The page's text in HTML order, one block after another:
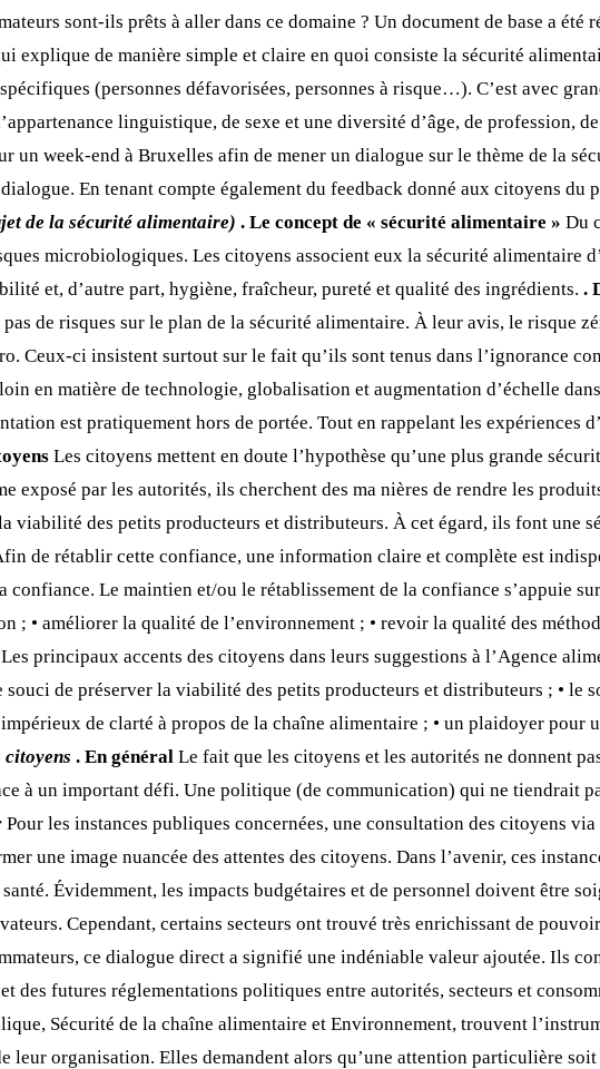
sont-ils prêts à aller dans ce domaine ? Un document de base a
explique de manière simple et claire en quoi consiste la sécurité
(personnes défavorisées, personnes à risque…). C’est avec
linguistique, de sexe et une diversité d’âge, de profession,
un week-end à Bruxelles afin de mener un dialogue sur le thème de la
En tenant compte également du feedback donné aux citoyens
de la sécurité alimentaire) . Le concept de « sécurité alimentaire » Du
microbiologiques. Les citoyens associent eux la sécurité alimentaire
et, d’autre part, hygiène, fraîcheur, pureté et qualité des ingrédients. .
de risques sur le plan de la sécurité alimentaire. À leur avis, le risque
Ceux-ci insistent surtout sur le fait qu’ils sont tenus dans l’ignorance
en matière de technologie, globalisation et augmentation d’échelle
est pratiquement hors de portée. Tout en rappelant les expériences
Les citoyens mettent en doute l’hypothèse qu’une plus grande
exposé par les autorités, ils cherchent des ma nières de rendre les
viabilité des petits producteurs et distributeurs. À cet égard, ils font une
de rétablir cette confiance, une information claire et complète est
Le maintien et/ou le rétablissement de la confiance s’appuie
; • améliorer la qualité de l’environnement ; • revoir la qualité des
principaux accents des citoyens dans leurs suggestions à l’Agence
de préserver la viabilité des petits producteurs et distributeurs ; • le
de clarté à propos de la chaîne alimentaire ; • un plaidoyer pour
citoyens . En général Le fait que les citoyens et les autorités ne donnent
à un important défi. Une politique (de communication) qui ne tiendrait
Pour les instances publiques concernées, une consultation des citoyens
une image nuancée des attentes des citoyens. Dans l’avenir, ces
Évidemment, les impacts budgétaires et de personnel doivent être
Cependant, certains secteurs ont trouvé très enrichissant de
ce dialogue direct a signifié une indéniable valeur ajoutée. Ils
des futures réglementations politiques entre autorités, secteurs et
Sécurité de la chaîne alimentaire et Environnement, trouvent
leur organisation. Elles demandent alors qu’une attention particulière